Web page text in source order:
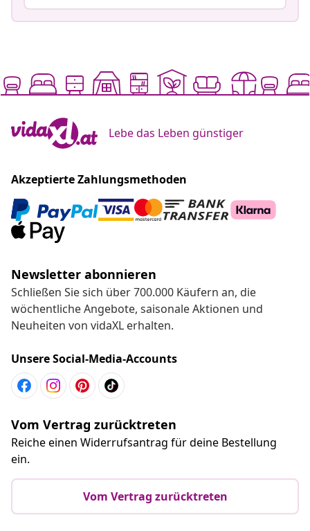
Lebe das Leben günstiger
Akzeptierte Zahlungsmethoden
Newsletter abonnieren
Schließen Sie sich über 700.000 Käufern an, die
wöchentliche Angebote, saisonale Aktionen und
Neuheiten von vidaXL erhalten.
Unsere Social-Media-Accounts
Vom Vertrag zurücktreten
Reiche einen Widerrufsantrag für deine Bestellung
ein.
Vom Vertrag zurücktreten